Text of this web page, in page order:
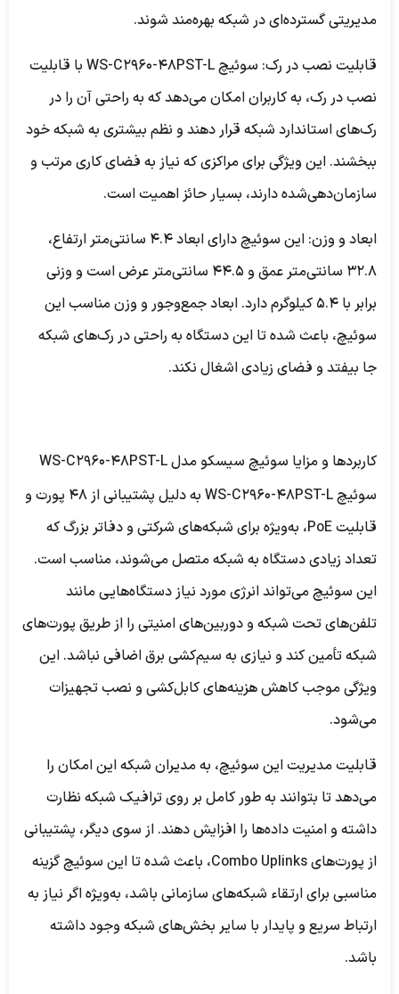
مدیریتی گسترده‌ای در شبکه بهره‌مند شوند.
قابلیت نصب در رک:
سوئیچ WS-C2960-48PST-L با قابلیت
نصب در رک، به کاربران امکان می‌دهد که به راحتی آن را در
رک‌های استاندارد شبکه قرار دهند و نظم بیشتری به شبکه خود
ببخشند. این ویژگی برای مراکزی که نیاز به فضای کاری مرتب و
سازمان‌دهی‌شده دارند، بسیار حائز اهمیت است.
ابعاد و وزن:
این سوئیچ دارای ابعاد 4.4 سانتی‌متر ارتفاع،
32.8 سانتی‌متر عمق و 44.5 سانتی‌متر عرض است و وزنی
برابر با 5.4 کیلوگرم دارد. ابعاد جمع‌وجور و وزن مناسب این
سوئیچ، باعث شده تا این دستگاه به راحتی در رک‌های شبکه
جا بیفتد و فضای زیادی اشغال نکند.
کاربردها و مزایا سوئیچ سیسکو مدل WS-C2960-48PST-L
سوئیچ WS-C2960-48PST-L به دلیل پشتیبانی از 48 پورت و
قابلیت PoE، به‌ویژه برای شبکه‌های شرکتی و دفاتر بزرگ که
تعداد زیادی دستگاه به شبکه متصل می‌شوند، مناسب است.
این سوئیچ می‌تواند انرژی مورد نیاز دستگاه‌هایی مانند
تلفن‌های تحت شبکه و دوربین‌های امنیتی را از طریق پورت‌های
شبکه تأمین کند و نیازی به سیم‌کشی برق اضافی نباشد. این
ویژگی موجب کاهش هزینه‌های کابل‌کشی و نصب تجهیزات
می‌شود.
قابلیت مدیریت این سوئیچ، به مدیران شبکه این امکان را
می‌دهد تا بتوانند به طور کامل بر روی ترافیک شبکه نظارت
داشته و امنیت داده‌ها را افزایش دهند. از سوی دیگر، پشتیبانی
از پورت‌های Combo Uplinks، باعث شده تا این سوئیچ گزینه
مناسبی برای ارتقاء شبکه‌های سازمانی باشد، به‌ویژه اگر نیاز به
ارتباط سریع و پایدار با سایر بخش‌های شبکه وجود داشته
باشد.